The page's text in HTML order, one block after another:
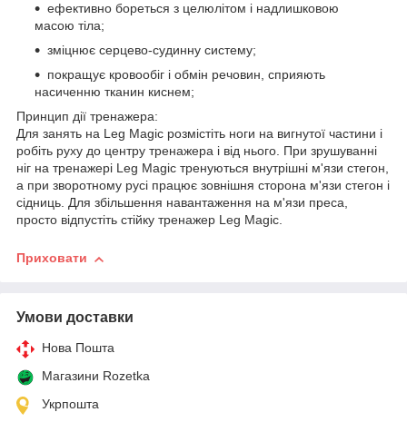
ефективно бореться з целюлітом і надлишковою
масою тіла;
зміцнює серцево-судинну систему;
покращує кровообіг і обмін речовин, сприяють
насиченню тканин киснем;
Принцип дії тренажера:
Для занять на Leg Magic розмістіть ноги на вигнутої частини і
робіть руху до центру тренажера і від нього. При зрушуванні
ніг на тренажері Leg Magic тренуються внутрішні м'язи стегон,
а при зворотному русі працює зовнішня сторона м'язи стегон і
сідниць. Для збільшення навантаження на м'язи преса,
просто відпустіть стійку тренажер Leg Magic.
Приховати
Умови доставки
Нова Пошта
Магазини Rozetka
Укрпошта